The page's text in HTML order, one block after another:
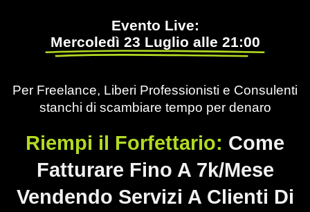
Evento Live:
Mercoledì 23 Luglio alle 21:00
Per Freelance, Liberi Professionisti e Consulenti
stanchi di scambiare tempo per denaro
Riempi il Forfettario: Come
Fatturare Fino A 7k/Mese
Vendendo Servizi A Clienti Di